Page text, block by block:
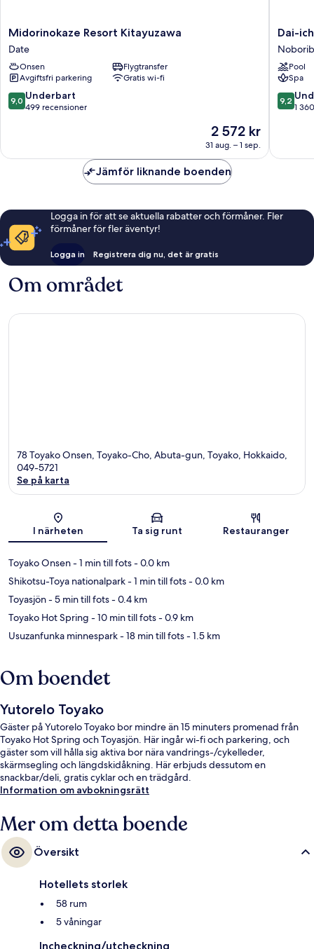
Midorinokaze
Resort
Kitayuzawa
Date
Midorinokaze Resort Kitayuzawa
Date
Onsen
Flygtransfer
Avgiftsfri parkering
Gratis wi-fi
9.0
av
9,0 Underbart
499 recensioner
Priset
är
2 572 kr
2 572 kr
31 aug. – 1 sep.
Dai-
ichi
Dai-
Pool
Spa
9.2
av
9,2
1
Jämför liknande boenden
Logga in för att se aktuella rabatter och förmåner. Fler
förmåner för fler äventyr!
Logga in Registrera dig nu, det är gratis
Om området
78 Toyako Onsen, Toyako-Cho, Abuta-gun, Toyako, Hokkaido,
049-5721
Se på karta
I närheten Ta sig runt Restauranger
Toyako Onsen- 1 min till fots- 0.0 km
Shikotsu-Toya nationalpark- 1 min till fots- 0.0 km
Toyasjön- 5 min till fots- 0.4 km
Toyako Hot Spring - 10 min till fots- 0.9 km
Usuzanfunka minnespark- 18 min till fots- 1.5 km
Om boendet
Yutorelo Toyako
Gäster på Yutorelo Toyako bor mindre än 15 minuters promenad från
Toyako Hot Spring och Toyasjön. Här ingår wi-fi och parkering, och
gäster som vill hålla sig aktiva bor nära vandrings-/cykelleder,
skärmsegling och längdskidåkning. Här erbjuds dessutom en
snackbar/deli, gratis cyklar och en trädgård.
Information om avbokningsrätt
Mer om detta boende
Översikt
Hotellets storlek
58 rum
5 våningar
Incheckning/utcheckning